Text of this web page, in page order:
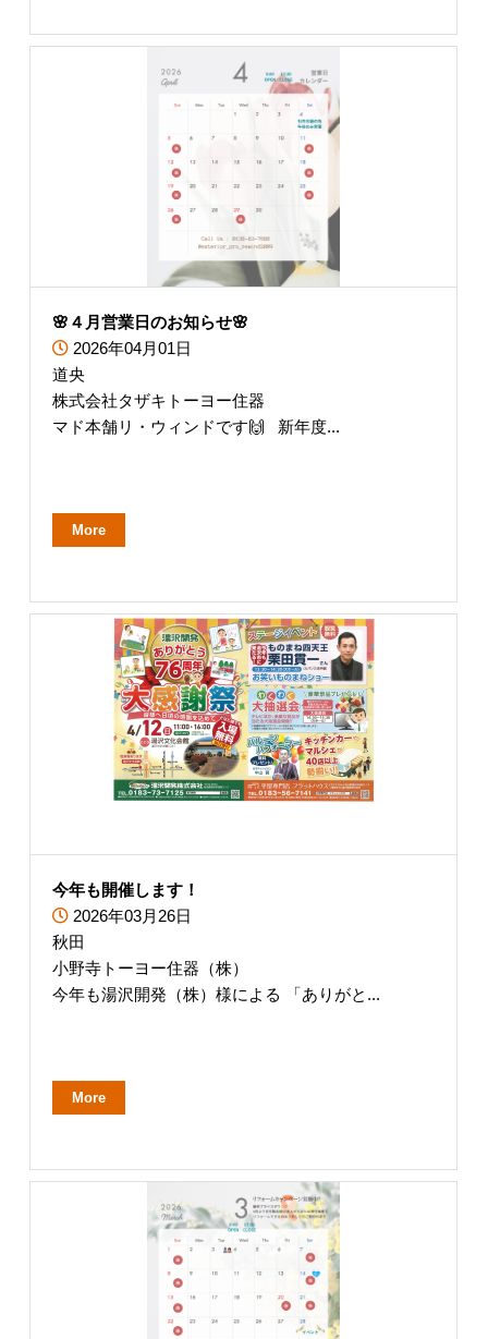
🌸４月営業日のお知らせ🌸
2026年04月01日
道央
株式会社タザキトーヨー住器
マド本舗リ・ウィンドです🙌 新年度...
More
今年も開催します！
2026年03月26日
秋田
小野寺トーヨー住器（株）
今年も湯沢開発（株）様による 「ありがと...
More